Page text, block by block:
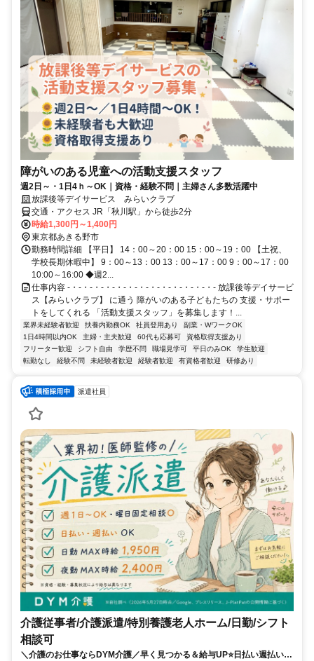
障がいのある児童への活動支援スタッフ
週2日～・1日4ｈ～OK｜資格・経験不問｜主婦さん多数活躍中
放課後等デイサービス みらいクラブ
交通・アクセス JR「秋川駅」から徒歩2分
時給1,300円～1,400円
東京都あきる野市
勤務時間詳細 【平日】 14：00～20：00 15：00～19：00 【土祝、
学校長期休暇中】 9：00～13：00 13：00～17：00 9：00～17：00
10:00～16:00 ◆週2...
仕事内容 -・-・-・-・-・-・-・-・-・-・-・-・-・- 放課後等デイサービ
ス【みらいクラブ】 に通う 障がいのある子どもたちの 支援・サポー
トをしてくれる 「活動支援スタッフ」を募集します！...
業界未経験者歓迎 扶養内勤務OK 社員登用あり
副業・WワークOK
1日4時間以内OK
主婦・主夫歓迎 60代も応募可
資格取得支援あり
フリーター歓迎
シフト自由 学歴不問 職場見学可 平日のみOK
学生歓迎
転勤なし
経験不問 未経験者歓迎 経験者歓迎 有資格者歓迎 研修あり
派遣社員
介護従事者/介護派遣/特別養護老人ホーム/日勤/シフト
相談可
＼介護のお仕事ならDYM介護／早く見つかる＆給与UP⭐️日払い週払い